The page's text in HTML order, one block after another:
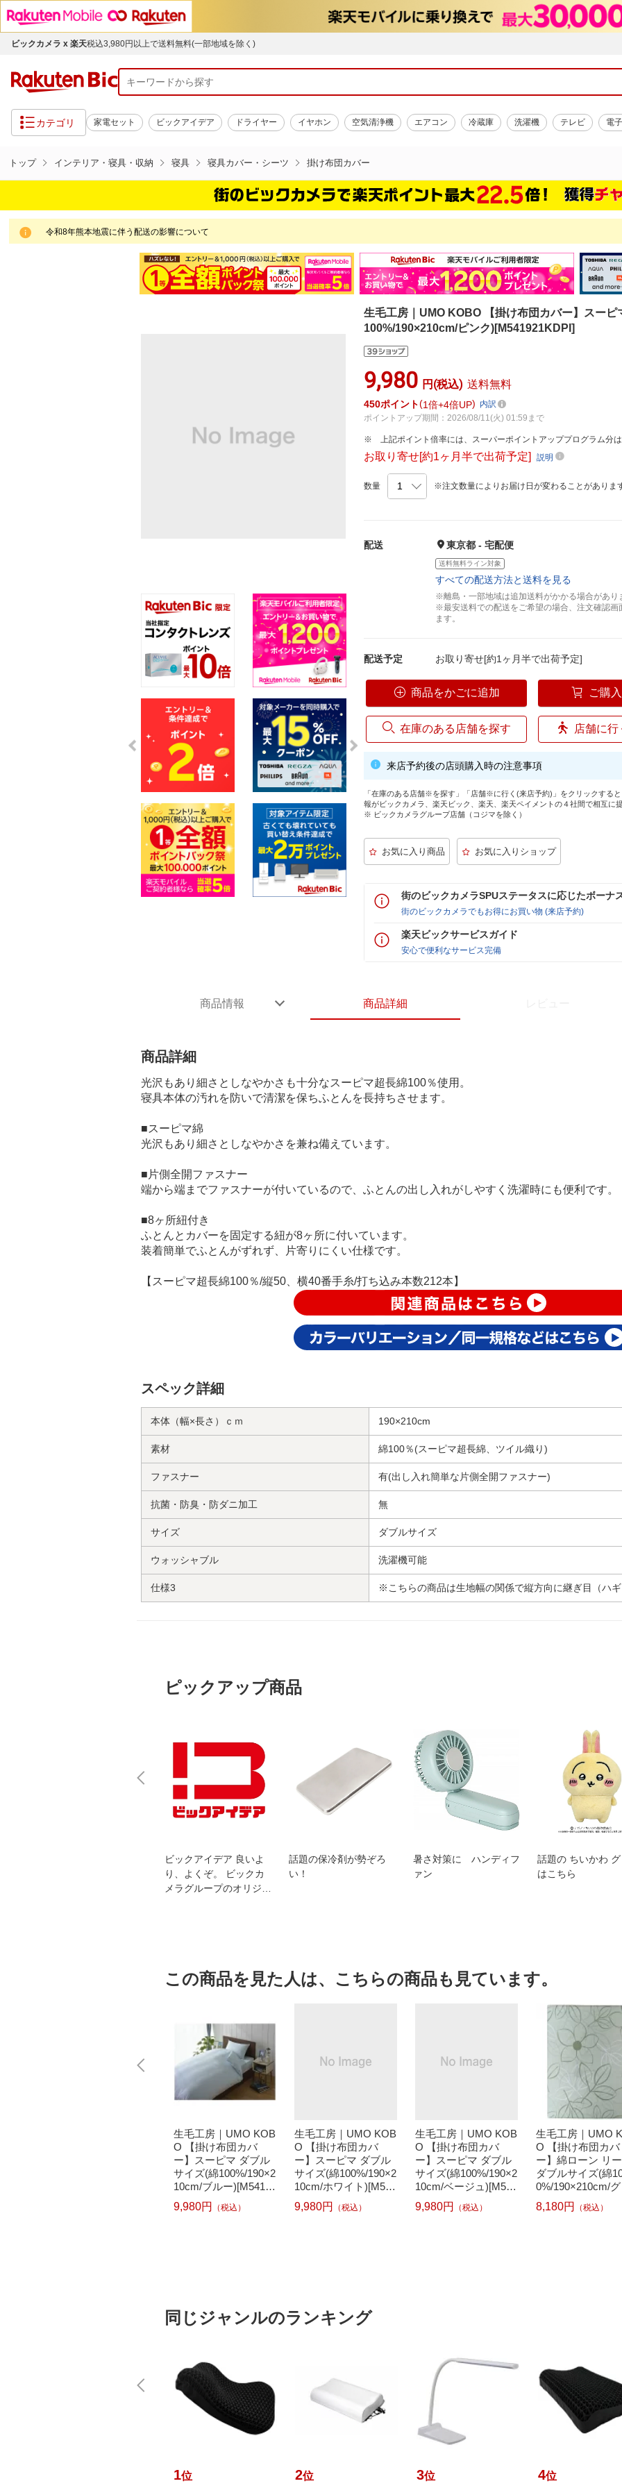
ビックカメラ x 楽天税込3,980円以上で送料無料(一部地域を除く)
カテゴリ 家電セット ビックアイデア ドライヤー イヤホン 空気清浄機 エアコン 冷蔵庫 洗濯機 テレビ 電
トップ インテリア・寝具・収納 寝具 寝具カバー・シーツ 掛け布団カバー
令和8年熊本地震に伴う配送の影響について
生毛工房｜UMO KOBO 【掛け布団カバー】スーピ
100%/190×210cm/ピンク)[M541921KDPI]
9,980 円(税込) 送料無料
450ポイント 1倍 4倍UP
内訳
ポイントアップ期間：2026/08/11(火) 01:59まで
上記ポイント倍率には、スーパーポイントアッププログラム分
お取り寄せ[約1ヶ月半で出荷予定]説明
数量 ※注文数量によりお届け日が変わることがありま
配送 東京都 - 宅配便
送料無料ライン対象
すべての配送方法と送料を見る
※離島・一部地域は追加送料がかかる場合があり
※最安送料での配送をご希望の場合、注文確認
ます。
配送予定 お取り寄せ[約1ヶ月半で出荷予定]
商品をかごに追加 ご購
在庫のある店舗を探す 店舗に
来店予約後の店頭購入時の注意事項
「在庫のある店舗※を探す」「店舗※に行く(来店予約)」をクリックする
報がビックカメラ、楽天ビック、楽天、楽天ペイメントの４社間で相互に
※ ビックカメラグループ店舗（コジマを除く）
街のビックカメラSPUステータスに応じたボーナ
街のビックカメラでもお得にお買い物 (来店予約)
楽天ビックサービスガイド
安心で便利なサービス完備
商品情報 商品詳細
商品詳細
光沢もあり細さとしなやかさも十分なスーピマ超長綿100％使用。
寝具本体の汚れを防いで清潔を保ちふとんを長持ちさせます。
■スーピマ綿
光沢もあり細さとしなやかさを兼ね備えています。
■片側全開ファスナー
端から端までファスナーが付いているので、ふとんの出し入れがしやすく洗濯時にも便利です。
■8ヶ所紐付き
ふとんとカバーを固定する紐が8ヶ所に付いています。
装着簡単でふとんがずれず、片寄りにくい仕様です。
【スーピマ超長綿100％/縦50、横40番手糸/打ち込み本数212本】
スペック詳細
本体（幅×長さ）ｃｍ 190×210cm
素材 綿100％(スーピマ超長綿、ツイル織り)
ファスナー 有(出し入れ簡単な片側全開ファスナー)
抗菌・防臭・防ダニ加工 無
サイズ ダブルサイズ
ウォッシャブル 洗濯機可能
仕様3 ※こちらの商品は生地幅の関係で縦方向に継ぎ目（ハ
ピックアップ商品
ビックアイデア 良いよ
り、よくぞ。 ビックカ
メラグループのオリジナ
話題の保冷剤が勢ぞろ
い！
暑さ対策に ハンディフ
ァン
話題の ちいかわ
はこちら
この商品を見た人は、こちらの商品も見ています。
生毛工房｜UMO KOB
O 【掛け布団カバ
ー】スーピマ ダブル
サイズ(綿100%/190×2
10cm/ブルー)[M54192
1KDBL]
9,980円 （税込）
生毛工房｜UMO KOB
O 【掛け布団カバ
ー】スーピマ ダブル
サイズ(綿100%/190×2
10cm/ホワイト)[M541
921KDWH]
9,980円 （税込）
生毛工房｜UMO KOB
O 【掛け布団カバ
ー】スーピマ ダブル
サイズ(綿100%/190×2
10cm/ベージュ)[M541
921KDBE]
9,980円 （税込）
生毛工房｜UMO
O 【掛け布団カバ
ー】綿ローン リ
ダブルサイズ(綿
0%/190×210cm/
ーン)
8,180円 （税込）
同じジャンルのランキング
1位 2位 3位 4位